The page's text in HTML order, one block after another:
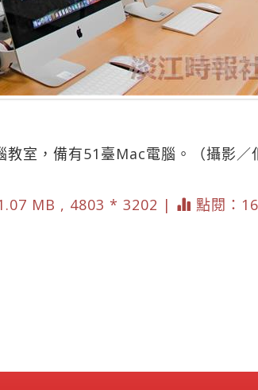
室，備有51臺Mac電腦。（攝影／
MB , 4803 * 3202 |
點閱：